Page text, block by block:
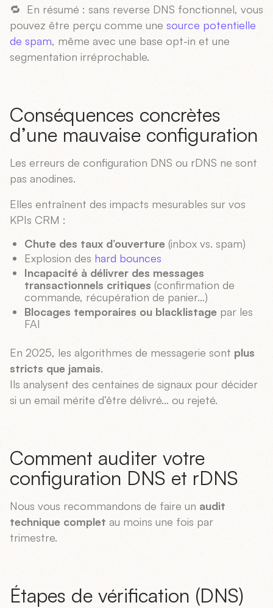
🔁 En résumé : sans reverse DNS fonctionnel, vous
pouvez être perçu comme une source potentielle
de spam, même avec une base opt-in et une
segmentation irréprochable.
Conséquences concrètes
d’une mauvaise configuration
Les erreurs de configuration DNS ou rDNS ne sont
pas anodines.
Elles entraînent des impacts mesurables sur vos
KPIs CRM :
Chute des taux d’ouverture (inbox vs. spam)
Explosion des hard bounces
Incapacité à délivrer des messages
transactionnels critiques (confirmation de
commande, récupération de panier…)
Blocages temporaires ou blacklistage par les
FAI
En 2025, les algorithmes de messagerie sont plus
stricts que jamais.
Ils analysent des centaines de signaux pour décider
si un email mérite d’être délivré… ou rejeté.
Comment auditer votre
configuration DNS et rDNS
Nous vous recommandons de faire un audit
technique complet au moins une fois par
trimestre.
Étapes de vérification (DNS)